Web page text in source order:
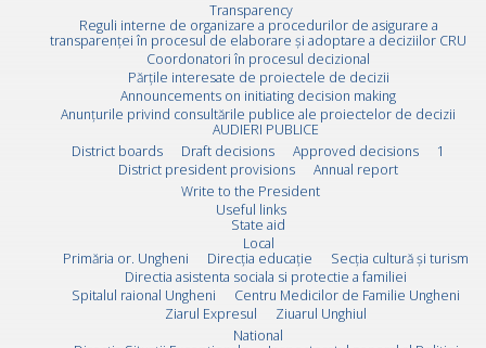
Transparency
Reguli interne de organizare a procedurilor de asigurare a
transparenței în procesul de elaborare și adoptare a deciziilor CRU
Coordonatori în procesul decizional
Părțile interesate de proiectele de decizii
Announcements on initiating decision making
Anunțurile privind consultările publice ale proiectelor de decizii
AUDIERI PUBLICE
District boards
Draft decisions Approved decisions
1
District president provisions
Annual report
Write to the President
Useful links
State aid
Local
Primăria or. Ungheni
Direcția educație
Secția cultură și turism
Directia asistenta sociala si protectie a familiei
Spitalul raional Ungheni
Centru Medicilor de Familie Ungheni
Ziarul Expresul
Ziuarul Unghiul
National